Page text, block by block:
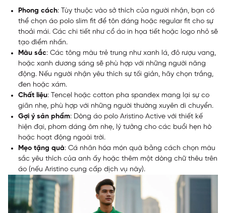
Phong cách: Tùy thuộc vào sở thích của người nhận, bạn có
thể chọn áo polo slim fit để tôn dáng hoặc regular fit cho sự
thoải mái. Các chi tiết như cổ áo in họa tiết hoặc logo nhỏ sẽ
tạo điểm nhấn.
Màu sắc: Các tông màu trẻ trung như xanh lá, đỏ rượu vang,
hoặc xanh dương sáng sẽ phù hợp với những người năng
động. Nếu người nhận yêu thích sự tối giản, hãy chọn trắng,
đen hoặc xám.
Chất liệu: Tencel hoặc cotton pha spandex mang lại sự co
giãn nhẹ, phù hợp với những người thường xuyên di chuyển.
Gợi ý sản phẩm: Dòng áo polo Aristino Active với thiết kế
hiện đại, phom dáng ôm nhẹ, lý tưởng cho các buổi hẹn hò
hoặc hoạt động ngoài trời.
Mẹo tặng quà: Cá nhân hóa món quà bằng cách chọn màu
sắc yêu thích của anh ấy hoặc thêm một dòng chữ thêu trên
áo (nếu Aristino cung cấp dịch vụ này).